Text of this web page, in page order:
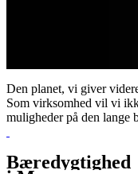
Den planet, vi giver
Som virksomhed vil vi
muligheder på den lange
Bæredygtighed